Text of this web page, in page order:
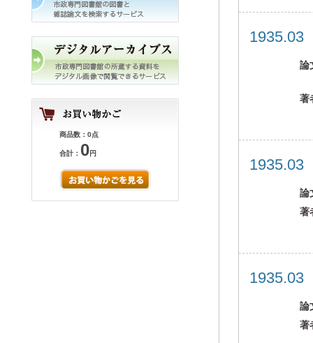
商品数：0点
合計： 0円
論
著
論
著
論
著